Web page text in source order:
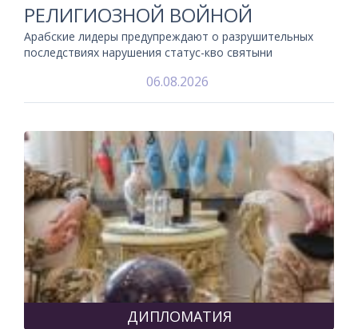
РЕЛИГИОЗНОЙ ВОЙНОЙ
Арабские лидеры предупреждают о разрушительных
последствиях нарушения статус-кво святыни
06.08.2026
ДИПЛОМАТИЯ